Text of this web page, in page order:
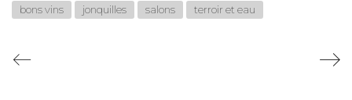
bons vins jonquilles salons terroir et eau